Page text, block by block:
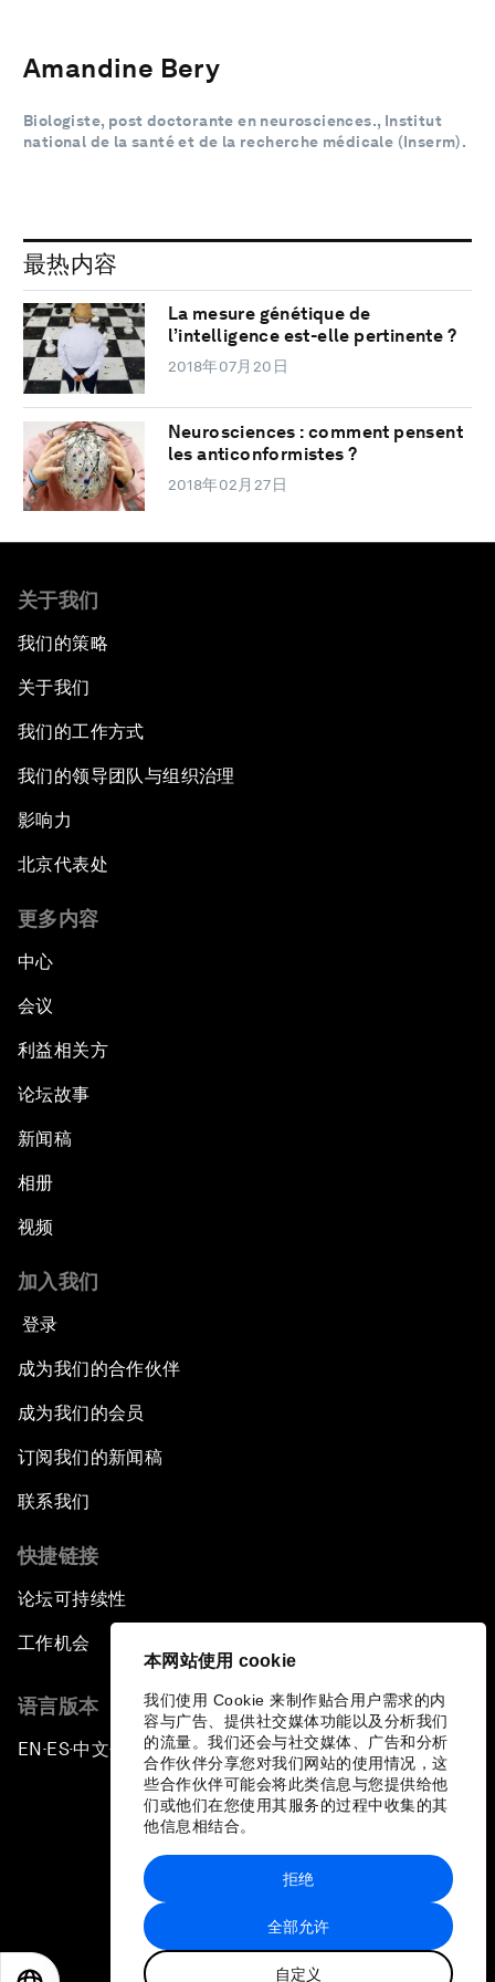
本网站使用 cookie
我们使用 Cookie 来制作贴合用户需求的内
容与广告、提供社交媒体功能以及分析我们
的流量。我们还会与社交媒体、广告和分析
合作伙伴分享您对我们网站的使用情况，这
些合作伙伴可能会将此类信息与您提供给他
们或他们在您使用其服务的过程中收集的其
他信息相结合。
全部允许
自定义
拒绝
Amandine Bery
Biologiste, post doctorante en neurosciences., Institut
national de la santé et de la recherche médicale (Inserm).
最热内容
La mesure génétique de
l’intelligence est-elle pertinente ?
2018年07月20日
Neurosciences : comment pensent
les anticonformistes ?
2018年02月27日
关于我们
我们的策略
关于我们
我们的工作方式
我们的领导团队与组织治理
影响力
北京代表处
更多内容
中心
会议
利益相关方
论坛故事
新闻稿
相册
视频
加入我们
登录
成为我们的合作伙伴
成为我们的会员
订阅我们的新闻稿
联系我们
快捷链接
论坛可持续性
工作机会
语言版本
EN ▪ES▪中文▪ 日本語
站点地图